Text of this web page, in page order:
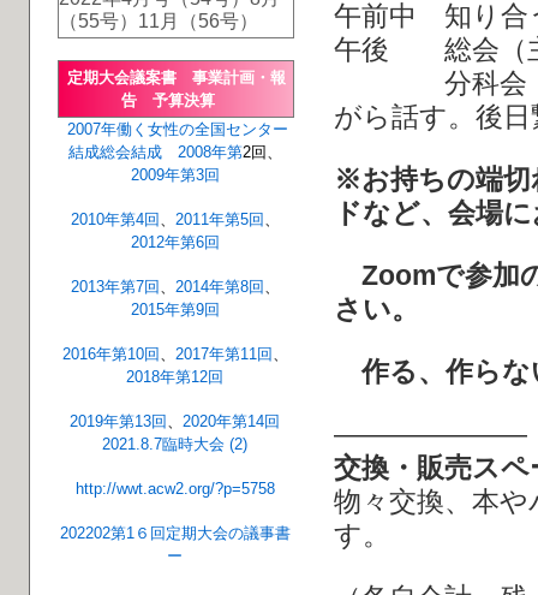
午前中 知り合
午後 総会（主
分科会（テ
がら話す。後
※お持ちの端切
ドなど、会場
Zoomで参加
さい。
作る、作らな
―――――――
交換・販売スペ
物々交換、本
す。
（55号）11月（56号）
定期大会議案書 事業計画・報
告 予算決算
2007年働く女性の全国センター
結成総会結成 2008年第2回、
2009年第3回
2010年第4回 、 2011年第5回 、
2012年第6回
2013年第7回 、 2014年第8回 、
2015年第9回
2016年第10回 、 2017年第11回 、
2018年第12回
2019年第13回 、2020年第14回
2021.8.7臨時大会 (2)
http://wwt.acw2.org/?p=5758
202202第1６回定期大会の議事書
ー